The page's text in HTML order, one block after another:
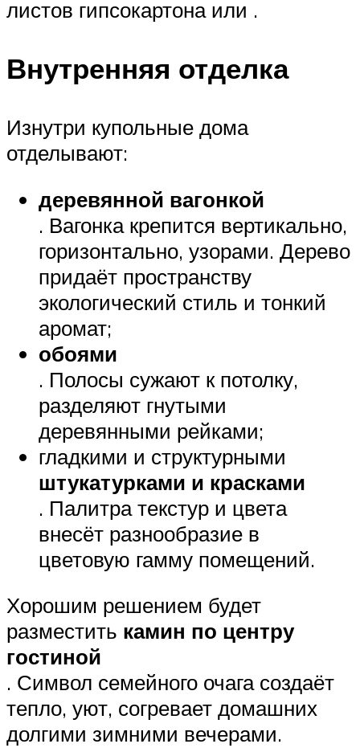
листов гипсокартона или .
Внутренняя отделка
Изнутри купольные дома
отделывают:
деревянной вагонкой
. Вагонка крепится вертикально,
горизонтально, узорами. Дерево
придаёт пространству
экологический стиль и тонкий
аромат;
обоями
. Полосы сужают к потолку,
разделяют гнутыми
деревянными рейками;
гладкими и структурными
штукатурками и красками
. Палитра текстур и цвета
внесёт разнообразие в
цветовую гамму помещений.
Хорошим решением будет
разместить камин по центру
гостиной
. Символ семейного очага создаёт
тепло, уют, согревает домашних
долгими зимними вечерами.